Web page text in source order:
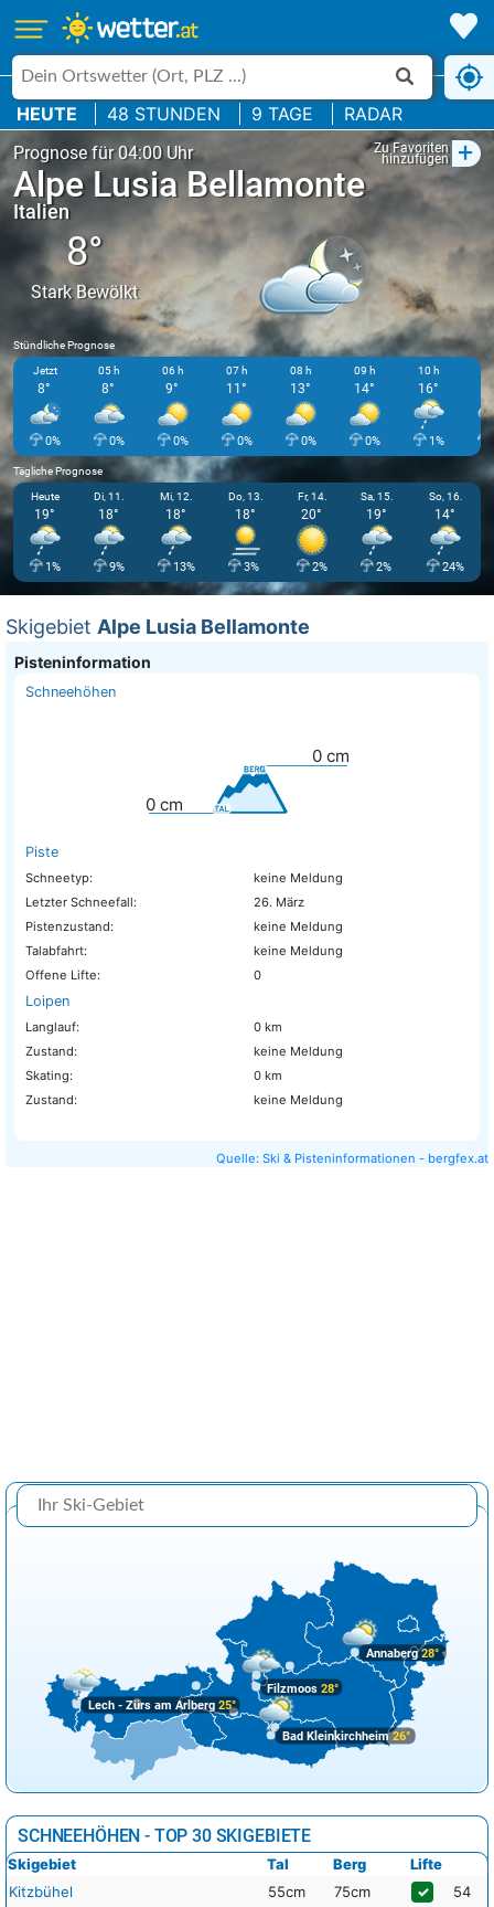
HEUTE 48 STUNDEN 9 TAGE RADAR
Prognose für 04:00 Uhr Zu Favoriten
hinzufügen +
Alpe Lusia Bellamonte
Italien
8°
Stark Bewölkt
Stündliche Prognose
Jetzt
8°
0%
05 h
8°
0%
06 h
9°
0%
07 h
11°
0%
08 h
13°
0%
09 h
14°
0%
10 h
16°
1%
Tägliche Prognose
Heute
19°
1%
Di, 11.
18°
9%
Mi, 12.
18°
13%
Do, 13.
18°
3%
Fr, 14.
20°
2%
Sa, 15.
19°
2%
So, 16.
14°
24%
Skigebiet Alpe Lusia Bellamonte
Pisteninformation
Schneehöhen
0 cm
0 cm
Piste
Schneetyp:
keine Meldung
Letzter Schneefall:
26. März
Pistenzustand:
keine Meldung
Talabfahrt:
keine Meldung
Offene Lifte:
0
Loipen
Langlauf:
0 km
Zustand:
keine Meldung
Skating:
0 km
Zustand:
keine Meldung
Quelle: Ski & Pisteninformationen - bergfex.at
Lech - Zürs am Arlberg25°
Annaberg28°
Filzmoos 28°
Bad Kleinkirchheim26°
SCHNEEHÖHEN - TOP 30 SKIGEBIETE
Skigebiet Tal Berg
Lifte
Kitzbühel
55cm 75cm ✓
54